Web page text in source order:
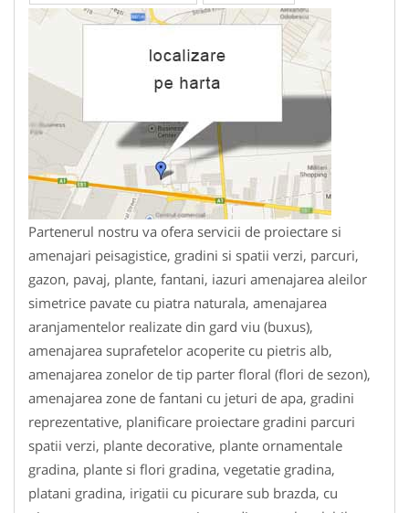
Partenerul nostru va ofera servicii de proiectare si
amenajari peisagistice, gradini si spatii verzi, parcuri,
gazon, pavaj, plante, fantani, iazuri amenajarea aleilor
simetrice pavate cu piatra naturala, amenajarea
aranjamentelor realizate din gard viu (buxus),
amenajarea suprafetelor acoperite cu pietris alb,
amenajarea zonelor de tip parter floral (flori de sezon),
amenajarea zone de fantani cu jeturi de apa, gradini
reprezentative, planificare proiectare gradini parcuri
spatii verzi, plante decorative, plante ornamentale
gradina, plante si flori gradina, vegetatie gradina,
platani gradina, irigatii cu picurare sub brazda, cu